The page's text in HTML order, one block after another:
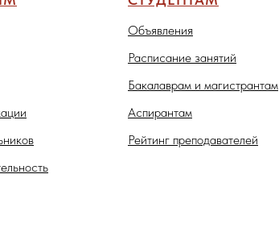
Объявления
Расписание занятий
Бакалаврам и магистрантам
Аспирантам
Рейтинг преподавателей